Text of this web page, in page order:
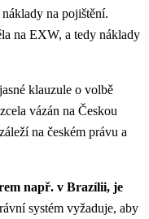
na pojištění.
na EXW, a tedy náklady
klauzule o volbě
vázán na Českou
na českém právu a
např. v Brazílii, je
systém vyžaduje, aby